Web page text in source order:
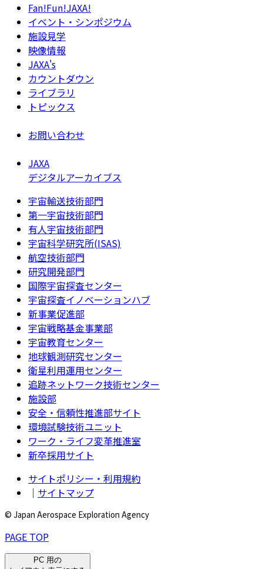
Fan!Fun!JAXA!
イベント・シンポジウム
施設見学
映像情報
JAXA's
カウントダウン
ライブラリ
トピックス
お問い合わせ
JAXA
デジタルアーカイブス
宇宙輸送技術部門
第一宇宙技術部門
有人宇宙技術部門
宇宙科学研究所(ISAS)
航空技術部門
研究開発部門
国際宇宙探査センター
宇宙探査イノベーションハブ
新事業促進部
宇宙戦略基金事業部
宇宙教育センター
地球観測研究センター
衛星利用運用センター
追跡ネットワーク技術センター
施設部
安全・信頼性推進部サイト
環境試験技術ユニット
ワーク・ライフ変革推進室
新卒採用サイト
サイトポリシー・利用規約
｜ サイトマップ
© Japan Aerospace Exploration Agency
PAGE TOP
PC 用の